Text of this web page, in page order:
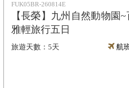
FUK05BR-260814E
【長榮】九州自然動物園
雅輕旅行五日
5天 航